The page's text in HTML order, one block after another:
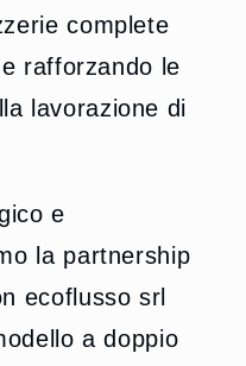
complete
rafforzando le
lavorazione di
e
la partnership
ecoflusso srl
a doppio